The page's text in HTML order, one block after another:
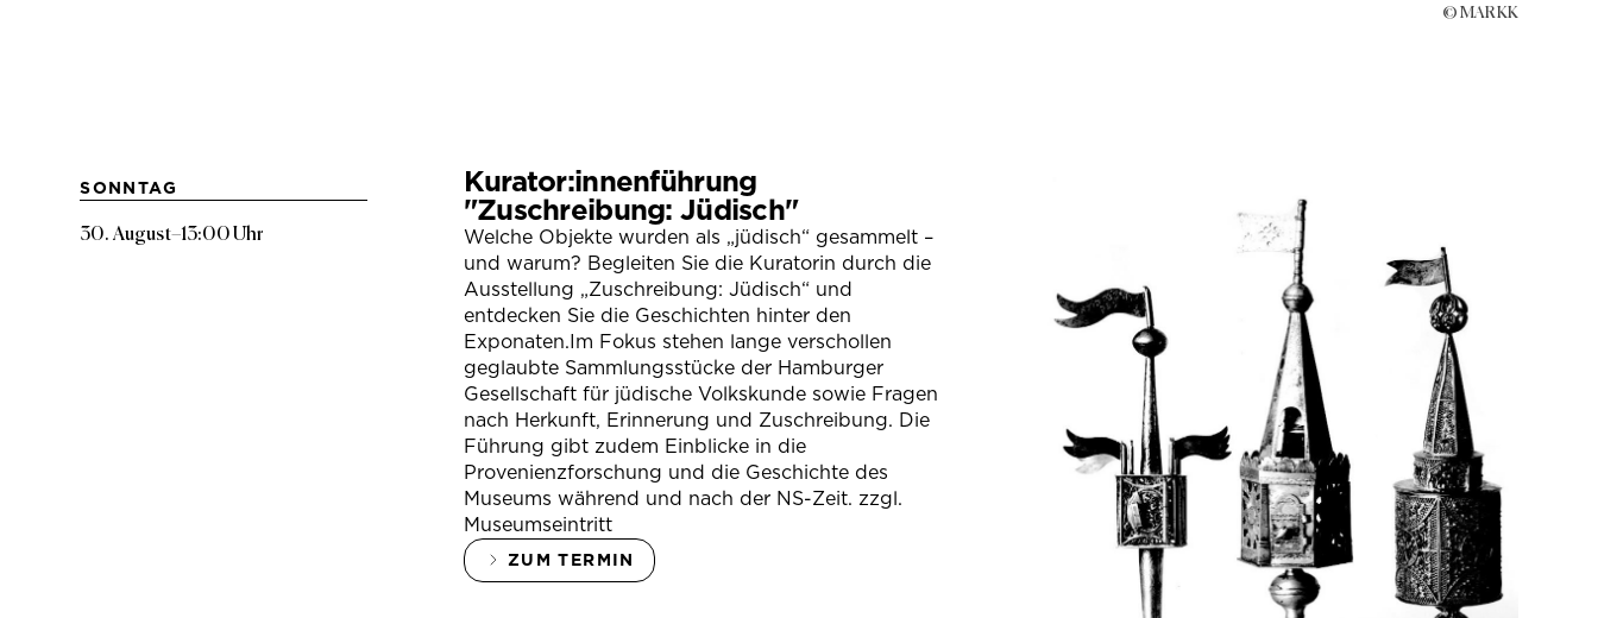
© MARKK
SONNTAG
30. August–13:00 Uhr
Kurator:innenführung
"Zuschreibung: Jüdisch"
Welche Objekte wurden als „jüdisch“ gesammelt –
und warum? Begleiten Sie die Kuratorin durch die
Ausstellung „Zuschreibung: Jüdisch“ und
entdecken Sie die Geschichten hinter den
Exponaten.Im Fokus stehen lange verschollen
geglaubte Sammlungsstücke der Hamburger
Gesellschaft für jüdische Volkskunde sowie Fragen
nach Herkunft, Erinnerung und Zuschreibung. Die
Führung gibt zudem Einblicke in die
Provenienzforschung und die Geschichte des
Museums während und nach der NS-Zeit. zzgl.
Museumseintritt
ZUM TERMIN